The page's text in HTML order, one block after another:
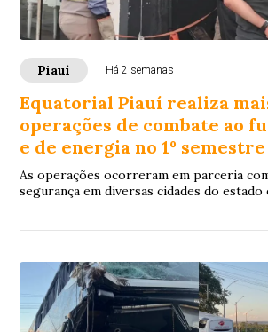
Piauí Há 2 semanas
Equatorial Piauí realiza
operações de combate ao
e de energia no 1º
As operações ocorreram em parceria
segurança em diversas cidades do